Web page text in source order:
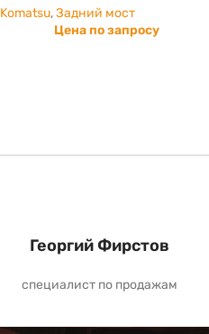
Komatsu,Задний мост
Цена по запросу
Георгий Фирстов
специалист по продажам